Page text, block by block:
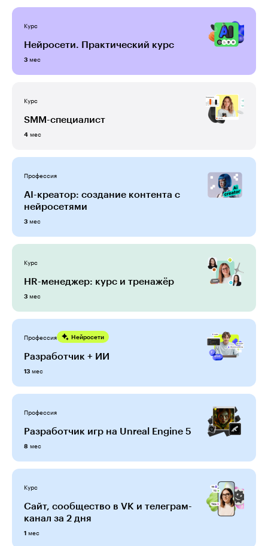
Курс
Нейросети. Практический курс
3 мес
Курс
SMM-специалист
4 мес
Профессия
AI-креатор: создание контента с
нейросетями
3 мес
Курс
HR-менеджер: курс и тренажёр
3 мес
Профессия Нейросети
Разработчик + ИИ
13 мес
Профессия
Разработчик игр на Unreal Engine 5
8 мес
Курс
Сайт, сообщество в VK и телеграм-
канал за 2 дня
1 мес